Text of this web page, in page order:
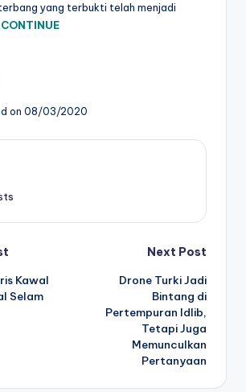
yang terbukti telah menjadi
CONTINUE
on 08/03/2020
Kawal
Selam
Next Post
Drone Turki Jadi
Bintang di
Pertempuran Idlib,
Tetapi Juga
Memunculkan
Pertanyaan